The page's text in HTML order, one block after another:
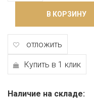
В КОРЗИНУ
отложить
Купить в 1 клик
Наличие на складе: